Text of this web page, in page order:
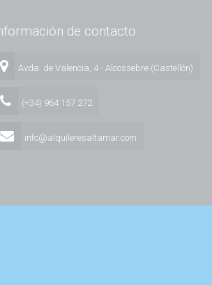
de contacto
Avda. de Valencia, 4 - Alcossebre (Castellón)
(+34) 964 157 272
info@alquileresaltamar.com